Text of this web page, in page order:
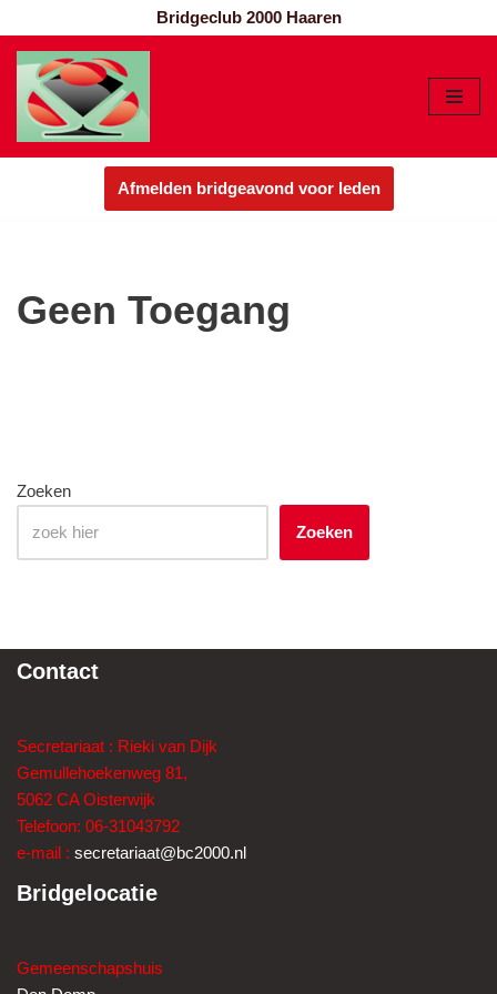
Ga
naar
de
inhoud
Bridgeclub 2000 Haaren
Afmelden bridgeavond voor leden
Geen Toegang
Zoeken
Zoeken
Contact
Secretariaat : Rieki van Dijk
Gemullehoekenweg 81,
5062 CA Oisterwijk
Telefoon: 06-31043792
e-mail : secretariaat@bc2000.nl
Bridgelocatie
Gemeenschapshuis